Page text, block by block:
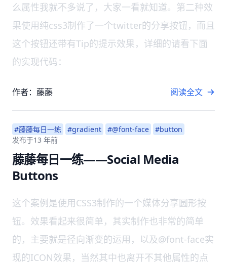
么属性我就不多说了，大家一看就知道。第二种效
果使用纯css3制作了一个twitter的分享按钮，而且
这个按钮还带有Tip的提示效果，详细的请看下面
的实现代码：
作者：藤藤 阅读全文
#藤藤每日一练 #gradient #@font-face
#button
发布于13 年前
藤藤每日一练——Social Media
Buttons
这个案例是使用CSS3制作的一个媒体分享圆形按
钮。效果看起来很简单，其实制作也非常的简单
的，主要就是径向渐变的运用，以及@font-face实
现的ICON效果，当然其中也离开不其他属性的点